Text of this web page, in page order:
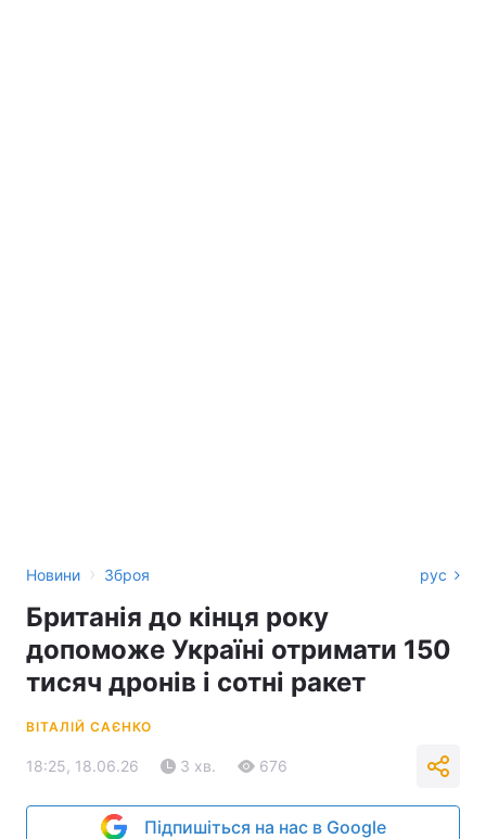
Новини › Зброя рус
Британія до кінця року
допоможе Україні отримати 150
тисяч дронів і сотні ракет
ВІТАЛІЙ САЄНКО
18:25, 18.06.26 3 хв. 676
Підпишіться на нас в Google